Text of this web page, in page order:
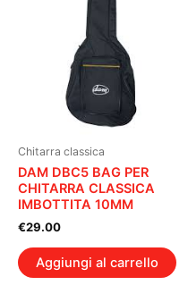
Chitarra classica
DAM DBC5 BAG PER
CHITARRA CLASSICA
IMBOTTITA 10MM
€29.00
Aggiungi al carrello